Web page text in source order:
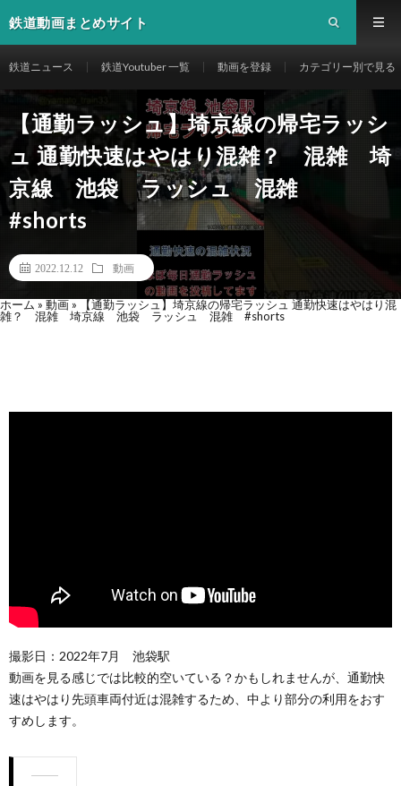
鉄道動画まとめサイト
鉄道ニュース 鉄道Youtuber 一覧 動画を登録 カテゴリー別で見る
【通勤ラッシュ】埼京線の帰宅ラッシ
ュ 通勤快速はやはり混雑？ 混雑 埼
京線 池袋 ラッシュ 混雑
#shorts
2022.12.12 動画
ホーム » 動画 » 【通勤ラッシュ】埼京線の帰宅ラッシュ 通勤快速はやはり混
雑？ 混雑 埼京線 池袋 ラッシュ 混雑 #shorts
撮影日：2022年7月 池袋駅
動画を見る感じでは比較的空いている？かもしれませんが、通勤快
速はやはり先頭車両付近は混雑するため、中より部分の利用をおす
すめします。